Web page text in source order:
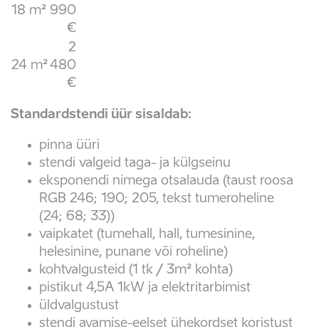
18 m² 990
€
24 m²
2
480
€
Standardstendi üür sisaldab:
pinna üüri
stendi valgeid taga- ja külgseinu
eksponendi nimega otsalauda (taust roosa
RGB 246; 190; 205, tekst tumeroheline
(24; 68; 33))
vaipkatet (tumehall, hall, tumesinine,
helesinine, punane või roheline)
kohtvalgusteid (1 tk / 3m² kohta)
pistikut 4,5A 1kW ja elektritarbimist
üldvalgustust
stendi avamise-eelset ühekordset koristust